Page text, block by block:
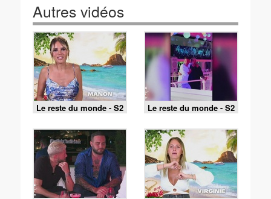
Autres vidéos
Le reste du monde - S2
E41 - Le plus beau jour
de leur vie
Le reste du monde - S2
E40 - Dans le cœur